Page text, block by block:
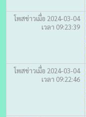
โพสข่าวเมื่อ 2024-03-04
เวลา 09:23:39
โพสข่าวเมื่อ 2024-03-04
เวลา 09:22:46